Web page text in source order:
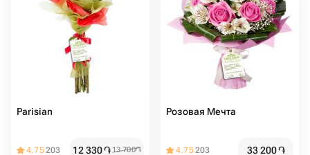
Parisian
4.75203 12 330֏13 700֏
Розовая Мечта
4.75203 33 200֏